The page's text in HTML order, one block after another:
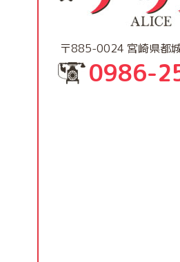
〒885-0024 宮崎県都
0986-